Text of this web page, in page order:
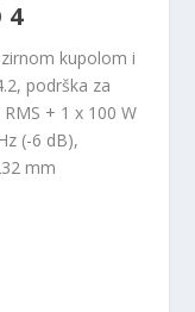
4
kupolom i
podrška za
+ 1 x 100 W
(-6 dB),
mm